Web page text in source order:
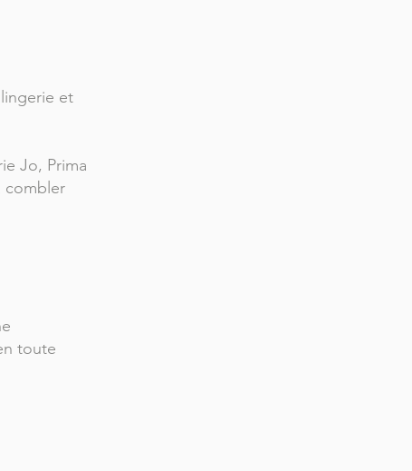
et
Jo, Prima
combler
toute